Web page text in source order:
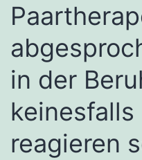
in der
keinesfalls
reagieren